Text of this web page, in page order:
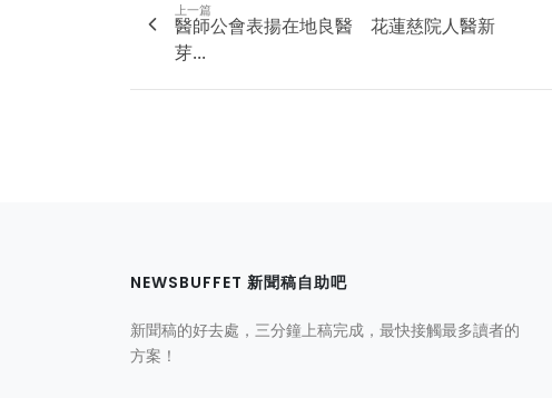
上一篇
醫師公會表揚在地良醫 花蓮慈院人醫新
芽...
NEWSBUFFET 新聞稿自助吧
新聞稿的好去處，三分鐘上稿完成，最快接觸最多讀者的
方案！